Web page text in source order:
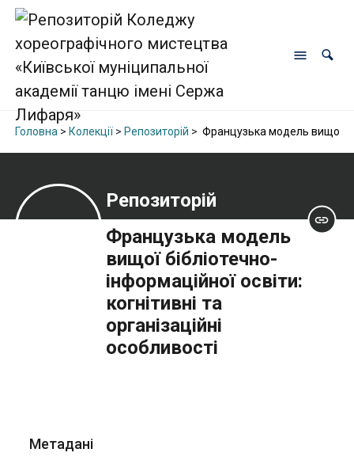
Головна > Колекції> Репозиторій > Французька модель вищої
Репозиторій
Французька модель
вищої бібліотечно-
інформаційної освіти:
когнітивні та
організаційні
особливості
Метадані